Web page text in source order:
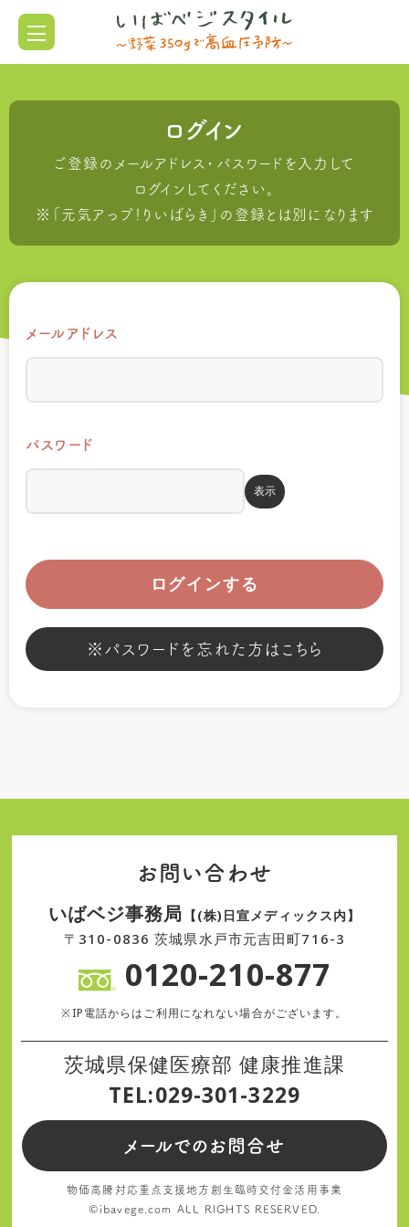
ログイン
ご登録のメールアドレス・パスワードを入力して
ログインしてください。
※「元気アっプ！りいばらき」の登録とは別になります
メールアドレス
パスワード
表示
ログインする
※パスワードを忘れた方はこちら
お問い合わせ
いばベジ事務局 【(株)日宣メディックス内】
〒310-0836 茨城県水戸市元吉田町716-3
0120-210-877
※IP電話からはご利用になれない場合がございます。
茨城県保健医療部 健康推進課
TEL:029-301-3229
メールでのお問合せ
物価高騰対応重点支援地方創生臨時交付金活用事業
©ibavege.com ALL RIGHTS RESERVED.